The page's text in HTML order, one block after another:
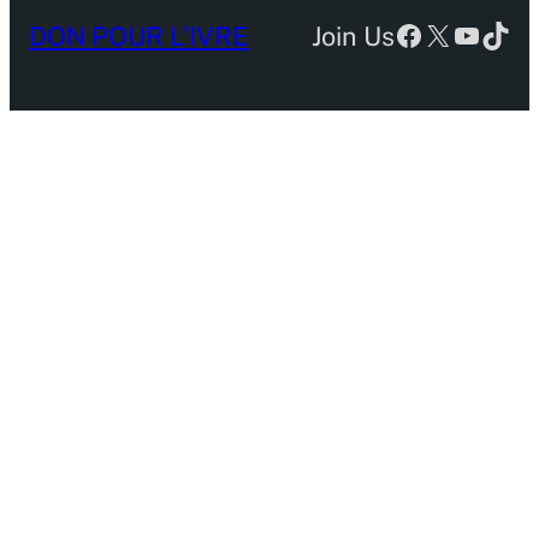
DON POUR L’IVRE Join UsFacebook
X